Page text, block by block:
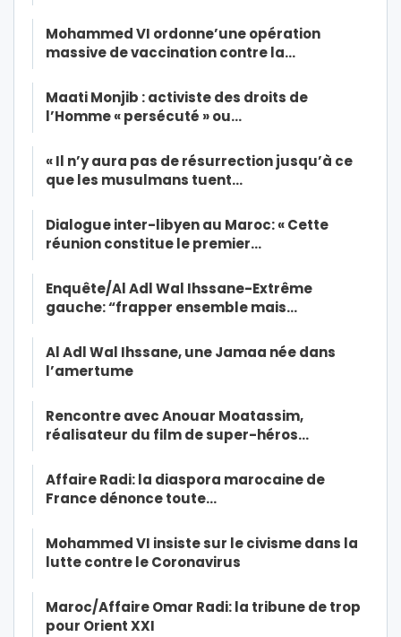
Mohammed VI ordonne’une opération
massive de vaccination contre la…
Maati Monjib : activiste des droits de
l’Homme « persécuté » ou…
« Il n’y aura pas de résurrection jusqu’à ce
que les musulmans tuent…
Dialogue inter-libyen au Maroc: « Cette
réunion constitue le premier…
Enquête/Al Adl Wal Ihssane-Extrême
gauche: “frapper ensemble mais…
Al Adl Wal Ihssane, une Jamaa née dans
l’amertume
Rencontre avec Anouar Moatassim,
réalisateur du film de super-héros…
Affaire Radi: la diaspora marocaine de
France dénonce toute…
Mohammed VI insiste sur le civisme dans la
lutte contre le Coronavirus
Maroc/Affaire Omar Radi: la tribune de trop
pour Orient XXI